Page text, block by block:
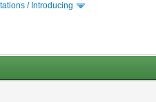
/ Introducing